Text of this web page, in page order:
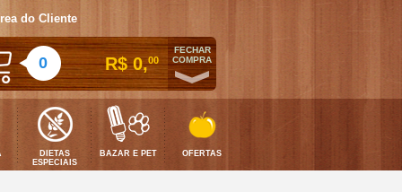
do Cliente
0 R$ 0,00
FECHAR
COMPRA
DIETAS
ESPECIAIS
BAZAR E PET OFERTAS